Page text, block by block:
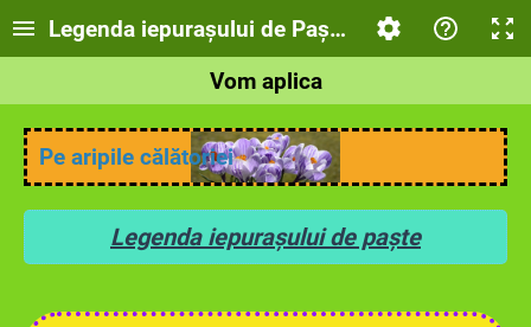
Legenda iepurașului de Paște
Vom aplica
Pe aripile călătoriei
Legenda iepurașului de paște